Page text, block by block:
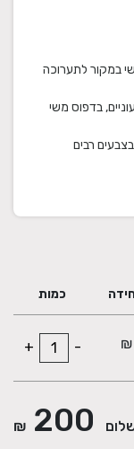
במקור לתערוכה
בדפוס משי
רבים
כמות
-
+
200
₪